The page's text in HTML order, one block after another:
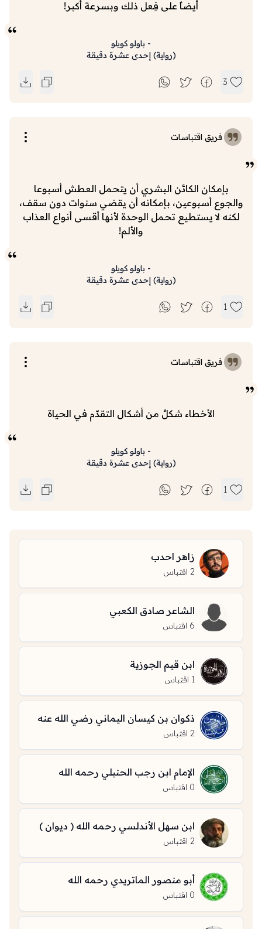
أيضاً على فِعل ذلك وبسرعة أكبر!
- باولو كويلو
(رواية)إحدى عشرة دقيقة
3
فريق اقتباسات
بإمكان الكائن البشري أن يتحمل العطش أسبوعا
والجوع أسبوعين، بإمكانه أن يقضي سنوات دون سقف،
لكنه لا يستطيع تحمل الوحدة لأنها أقسى أنواع العذاب
والألم!
- باولو كويلو
(رواية)إحدى عشرة دقيقة
1
فريق اقتباسات
الأخطاء شكلٌ من أشكال التقدّم في الحياة
- باولو كويلو
(رواية)إحدى عشرة دقيقة
1
زاهر احدب
2 اقتباس
الشاعر صادق الكعبي
6 اقتباس
ابن قيم الجوزية
1 اقتباس
ذكوان بن كيسان اليماني رضي الله عنه
2 اقتباس
الإمام ابن رجب الحنبلي رحمه الله
0 اقتباس
ابن سهل الأندلسي رحمه الله ( ديوان )
2 اقتباس
أبو منصور الماتريدي رحمه الله
0 اقتباس